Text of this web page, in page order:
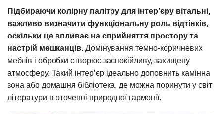
Підбираючи колірну палітру для інтер’єру вітальні,
важливо визначити функціональну роль відтінків,
оскільки це впливає на сприйняття простору та
настрій мешканців. Домінування темно-коричневих
меблів і обробки створює заспокійливу, захищену
атмосферу. Такий інтер’єр ідеально доповнить камінна
зона або домашня бібліотека, де можна поринути у світ
літератури в оточенні природної гармонії.